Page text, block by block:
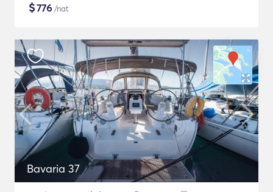
$776 /nat
Bavaria 37